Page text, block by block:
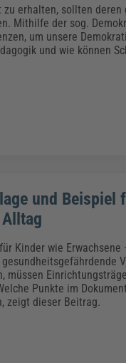
erhalten, sollten deren
Mithilfe der sog.
um unsere
und wie können
und Beispiel
Kinder wie Erwachsene
müssen
Punkte im
zeigt dieser Beitrag.